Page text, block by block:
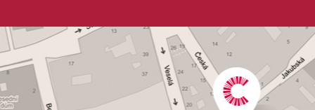
A Night in TunisiaBernie´s TuneCry Me a RiverFeverFly Me
to the MoonGod Bless the ChildHarlem
NocturneMoonglowOne Note SambaOpus OneSatin
DollDesafinadoTake the A TrainYardbird Suite